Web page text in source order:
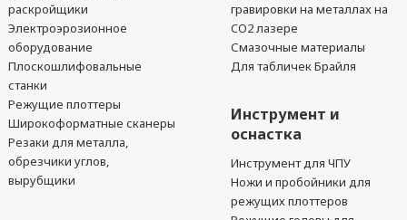
раскройщики
Электроэрозионное
оборудование
Плоскошлифовальные
станки
Режущие плоттеры
Широкоформатные сканеры
Резаки для металла,
обрезчики углов,
вырубщики
гравировки на металлах на
CO2 лазере
Смазочные материалы
Для табличек Брайля
Инструмент и
оснастка
Инструмент для ЧПУ
Ножи и пробойники для
режущих плоттеров